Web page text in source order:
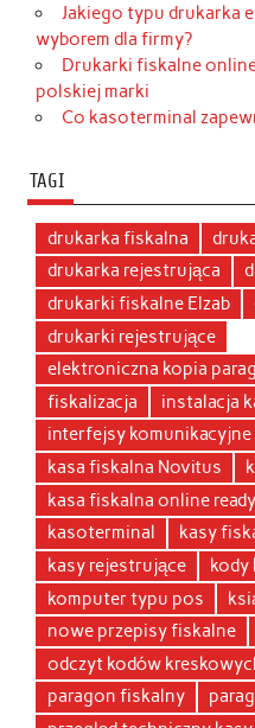
Jakiego typu drukarka
wyborem dla firmy?
Drukarki fiskalne
polskiej marki
Co kasoterminal
TAGI
drukarka fiskalna
drukarka rejestrująca
drukarki fiskalne Elzab
drukarki rejestrujące
elektroniczna kopia
fiskalizacja
instalacja
interfejsy komunikacyjne
kasa fiskalna Novitus
kasa fiskalna online ready
kasoterminal
kasy
kasy rejestrujące
kody
komputer typu pos
nowe przepisy fiskalne
odczyt kodów
paragon fiskalny